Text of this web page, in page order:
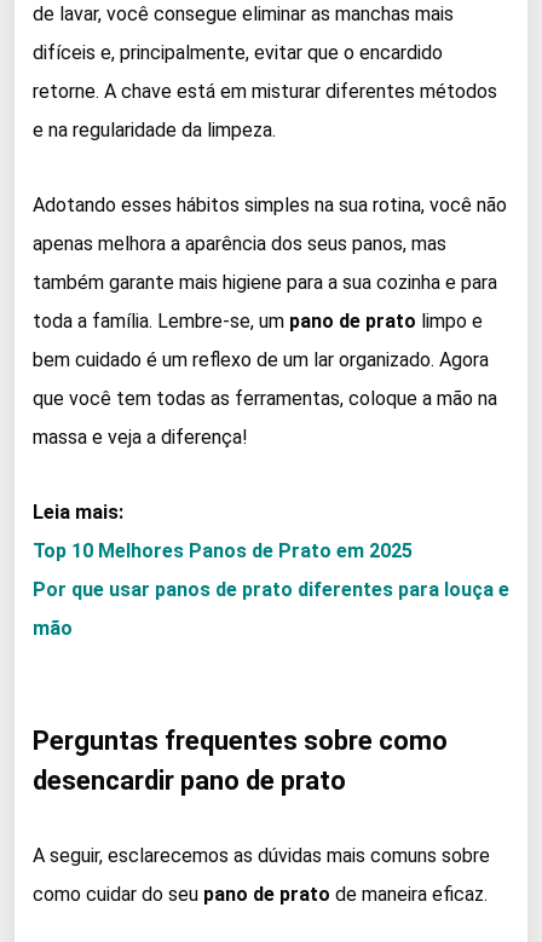
de lavar, você consegue eliminar as manchas mais
difíceis e, principalmente, evitar que o encardido
retorne. A chave está em misturar diferentes métodos
e na regularidade da limpeza.
Adotando esses hábitos simples na sua rotina, você não
apenas melhora a aparência dos seus panos, mas
também garante mais higiene para a sua cozinha e para
toda a família. Lembre-se, um pano de prato limpo e
bem cuidado é um reflexo de um lar organizado. Agora
que você tem todas as ferramentas, coloque a mão na
massa e veja a diferença!
Leia mais:
Top 10 Melhores Panos de Prato em 2025
Por que usar panos de prato diferentes para louça e
mão
Perguntas frequentes sobre como
desencardir pano de prato
A seguir, esclarecemos as dúvidas mais comuns sobre
como cuidar do seu pano de prato de maneira eficaz.